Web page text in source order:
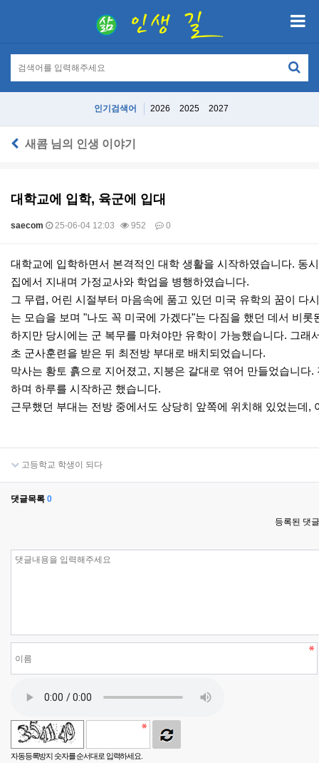
인기검색어 2026 2025 2027
새콤 님의 인생 이야기
대학교에 입학, 육군에 입대
saecom 25-06-04 12:03 952 0
본문
대학교에 입학하면서 본격적인 대학 생활을 시작하였습니다. 동
집에서 지내며 가정교사와 학업을 병행하였습니다.
그 무렵, 어린 시절부터 마음속에 품고 있던 미국 유학의 꿈이
는 모습을 보며 "나도 꼭 미국에 가겠다"는 다짐을 했던 데서 비롯
하지만 당시에는 군 복무를 마쳐야만 유학이 가능했습니다. 그
초 군사훈련을 받은 뒤 최전방 부대로 배치되었습니다.
막사는 황토 흙으로 지어졌고, 지붕은 갈대로 엮어 만들었습니
하며 하루를 시작하곤 했습니다.
근무했던 부대는 전방 중에서도 상당히 앞쪽에 위치해 있었는데
고등학교 학생이 되다
댓글목록 0
등록된 댓
자동등록방지 숫자를 순서대로 입력하세요.